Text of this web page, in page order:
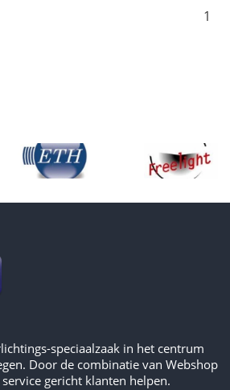
1
speciaalzaak in het centrum
Door de combinatie van Webshop
gericht klanten helpen.